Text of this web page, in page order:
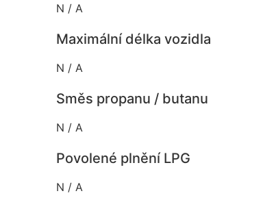
N / A
Maximální délka vozidla
N / A
Směs propanu / butanu
N / A
Povolené plnění LPG
N / A